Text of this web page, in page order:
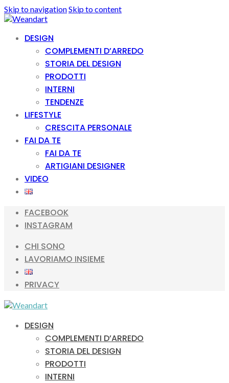
Skip to navigationSkip to content
DESIGN
COMPLEMENTI D’ARREDO
STORIA DEL DESIGN
PRODOTTI
INTERNI
TENDENZE
LIFESTYLE
CRESCITA PERSONALE
FAI DA TE
FAI DA TE
ARTIGIANI DESIGNER
VIDEO
FACEBOOK
INSTAGRAM
CHI SONO
LAVORIAMO INSIEME
PRIVACY
DESIGN
COMPLEMENTI D’ARREDO
STORIA DEL DESIGN
PRODOTTI
INTERNI